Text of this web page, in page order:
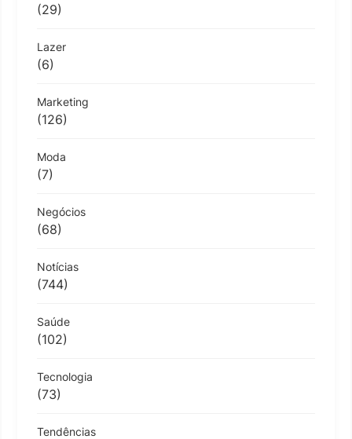
(29)
Lazer
(6)
Marketing
(126)
Moda
(7)
Negócios
(68)
Notícias
(744)
Saúde
(102)
Tecnologia
(73)
Tendências